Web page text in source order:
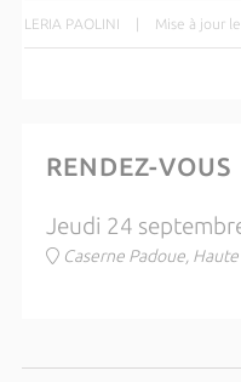
LERIA PAOLINI | Mise à jour
RENDEZ-VOUS
Jeudi 24
Caserne Padoue,